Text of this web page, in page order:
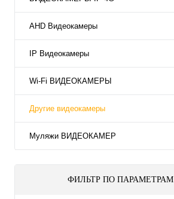
AHD Видеокамеры
IP Видеокамеры
Wi-Fi ВИДЕОКАМЕРЫ
Другие видеокамеры
Муляжи ВИДЕОКАМЕР
ФИЛЬТР ПО ПАРАМЕТРАМ